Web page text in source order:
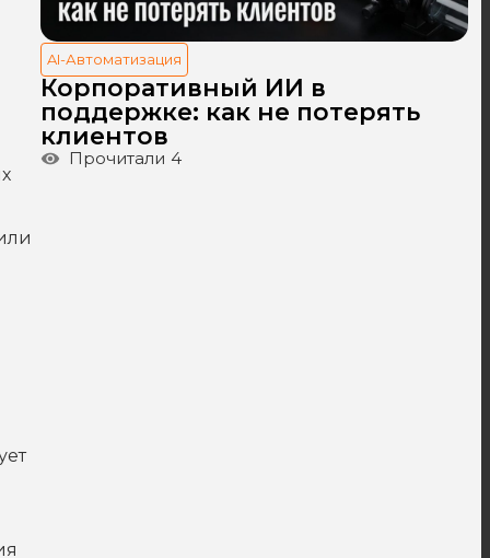
AI-Автоматизация
Корпоративный ИИ в
поддержке: как не потерять
клиентов
Прочитали 4